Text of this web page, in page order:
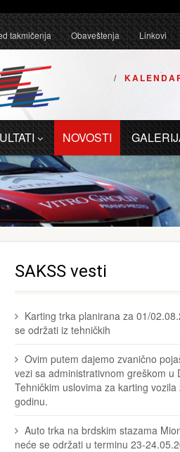
A - Tehničkim uslovima za karting
takmičenja Obaveštenja Linkovi
NOVOSTI
SAKSS vesti
Karting trka planirana za 01/
se održati iz tehničkih
Ovim putem dajemo zvanično
vezi sa administrativnom greškom u
Tehničkim uslovima za karting vozila
godinu.
Auto trka na brdskim stazama
neće se održati u terminu 23-